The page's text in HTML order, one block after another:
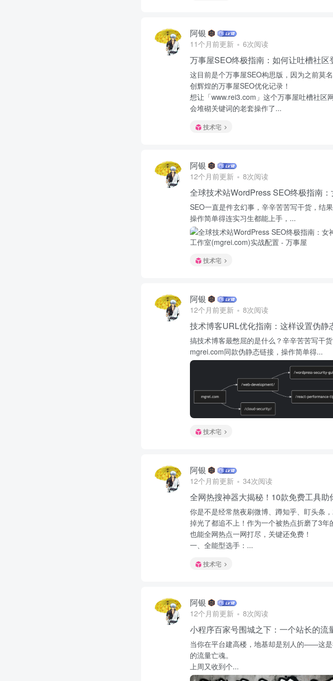
阿银
11个月前更新 6次阅读
万事屋SEO终极指南：如何让吐槽社区
这目前是个万事屋SEO构思版，因为之前莫
创辉煌的万事屋SEO优化记录！
想让「www.rei3.com」这个万事屋吐槽社区
会堆砌关键词的老套操作了...
技术宅
阿银
12个月前更新 8次阅读
全球技术站WordPress SEO终极指南
SEO一直是件玄幻事，辛辛苦苦写干货，结
操作简单得连实习生都能上手，...
技术宅
阿银
12个月前更新 8次阅读
技术博客URL优化指南：这样设置伪
搞技术博客最憋屈的是什么？辛辛苦苦写干
mgrei.com同款伪静态链接，操作简单得...
技术宅
阿银
12个月前更新 34次阅读
全网热搜神器大揭秘！10款免费工具助
你是不是经常熬夜刷微博、蹲知乎、盯头条
掉光了都追不上！作为一个被热点折磨了3
也能全网热点一网打尽，关键还免费！
一、全能型选手：...
技术宅
阿银
12个月前更新 8次阅读
小程序百家号围城之下：一个站长的流
当你在平台建高楼，地基却是别人的——这
的流量亡魂。
上周又收到个...